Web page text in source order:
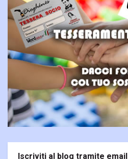
Iscriviti al blog tramite email